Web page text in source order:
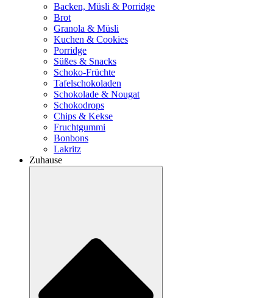
Backen, Müsli & Porridge
Brot
Granola & Müsli
Kuchen & Cookies
Porridge
Süßes & Snacks
Schoko-Früchte
Tafelschokoladen
Schokolade & Nougat
Schokodrops
Chips & Kekse
Fruchtgummi
Bonbons
Lakritz
Zuhause